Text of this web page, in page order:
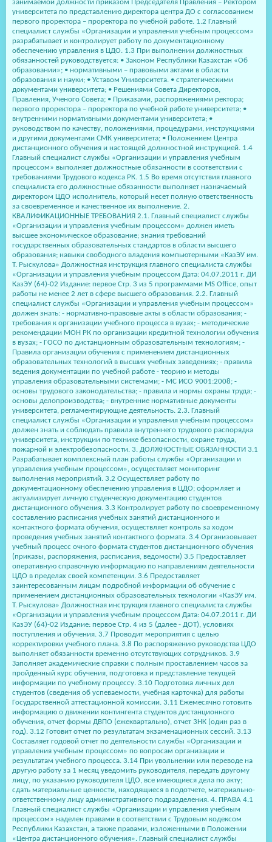
занимаемой должности приказом Председателя Правления – Ректором
университета по представлению директора центра ДО с согласованием
первого проректора – проректора по учебной работе. 1.2 Главный
специалист службы «Организации и управления учебным процессом»
разрабатывает и контролирует работу по документационному
обеспечению управления в ЦДО. 1.3 При выполнении должностных
обязанностей руководствуется: • Законом Республики Казахстан «Об
образовании»; • нормативными – правовыми актами в области
образования и науки; • Уставом Университета. • стратегическими
документами университета; • Решениями Совета Директоров,
Правления, Ученого Совета; • Приказами, распоряжениями ректора;
первого проректора – проректора по учебной работе университета; •
внутренними нормативными документами университета; •
руководством по качеству, положениями, процедурами, инструкциями
и другими документами СМК университета; • Положением Центра
дистанционного обучения и настоящей должностной инструкцией. 1.4
Главный специалист службы «Организации и управления учебным
процессом» выполняет должностные обязанности в соответствии с
требованиями Трудового кодекса РК. 1.5 Во время отсутствия главного
специалиста его должностные обязанности выполняет назначаемый
директором ЦДО исполнитель, который несет полную ответственность
за своевременное и качественное их выполнение. 2.
КВАЛИФИКАЦИОННЫЕ ТРЕБОВАНИЯ 2.1. Главный специалист службы
«Организации и управления учебным процессом» должен иметь
высшее экономическое образование; знания требований
государственных образовательных стандартов в области высшего
образования; навыки свободного владения компьютерными «КазЭУ им.
Т. Рыскулова» Должностная инструкция главного специалиста службы
«Организации и управления учебным процессом Дата: 04.07.2011 г. ДИ
КазЭУ (64)-02 Издание: первое Стр. 3 из 5 программами MS Office, опыт
работы не менее 2 лет в сфере высшего образования. 2.2. Главный
специалист службы «Организации и управления учебным процессом»
должен знать: - нормативно-правовые акты в области образования; -
требования к организации учебного процесса в вузах; - методические
рекомендации МОН РК по организации кредитной технологии обучения
в вузах; - ГОСО по дистанционным образовательным технологиям; -
Правила организации обучения с применением дистанционных
образовательных технологий в высших учебных заведениях; - правила
ведения документации по учебной работе - теорию и методы
управления образовательными системами; - МС ИСО 9001:2008; -
основы трудового законодательства; - правила и нормы охраны труда; -
основы делопроизводства; - внутренние нормативные документы
университета, регламентирующие деятельность. 2.3. Главный
специалист службы «Организации и управления учебным процессом»
должен знать и соблюдать правила внутреннего трудового распорядка
университета, инструкции по технике безопасности, охране труда,
пожарной и электробезопасности. 3. ДОЛЖНОСТНЫЕ ОБЯЗАННОСТИ 3.1
Разрабатывает комплексный план работы службы «Организации и
управления учебным процессом», осуществляет мониторинг
выполнения мероприятий. 3.2 Осуществляет работу по
документационному обеспечению управления в ЦДО; оформляет и
актуализирует личную студенческую документацию студентов
дистанционного обучения. 3.3 Контролирует работу по своевременному
составлению расписания учебных занятий дистанционного и
контактного формата обучения, осуществляет контроль за ходом
проведения учебных занятий контактного формата. 3.4 Организовывает
учебный процесс очного формата студентов дистанционного обучения
(приказы, распоряжения, расписания, ведомости) 3.5 Предоставляет
оперативную справочную информацию по направлениям деятельности
ЦДО в пределах своей компетенции. 3.6 Предоставляет
заинтересованным лицам подробной информации об обучение с
применением дистанционных образовательных технологии «КазЭУ им.
Т. Рыскулова» Должностная инструкция главного специалиста службы
«Организации и управления учебным процессом Дата: 04.07.2011 г. ДИ
КазЭУ (64)-02 Издание: первое Стр. 4 из 5 (далее - ДОТ), условиях
поступления и обучения. 3.7 Проводит мероприятия с целью
корректировки учебного плана. 3.8 По распоряжению руководства ЦДО
выполняет обязанности временно отсутствующих сотрудников. 3.9
Заполняет академические справки с полным проставлением часов за
пройденный курс обучения, подготовка и представление текущей
информации по учебному процессу. 3.10 Подготовка личных дел
студентов (сведения об успеваемости, учебная карточка) для работы
Государственной аттестационной комиссии. 3.11 Ежемесячно готовить
информацию о движении контингента студентов дистанционного
обучения, отчет формы ДВПО (ежеквартально), отчет 3НК (один раз в
год). 3.12 Готовит отчет по результатам экзаменационных сессий. 3.13
Составляет годовой отчет по деятельности службы «Организации и
управления учебным процессом» по вопросам организации и
результатам учебного процесса. 3.14 При увольнении или переводе на
другую работу за 1 месяц уведомить руководителя, передать другому
лицу, по указанию руководителя ЦДО, все имеющиеся дела по акту;
сдать материальные ценности, находящиеся в подотчете, материально-
ответственному лицу административного подразделения. 4. ПРАВА 4.1
Главный специалист службы «Организации и управления учебным
процессом» наделен правами в соответствии с Трудовым кодексом
Республики Казахстан, а также правами, изложенными в Положении
«Центра дистанционного обучения». Главный специалист службы